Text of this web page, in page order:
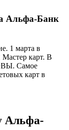
Альфа-Банк
1 марта в
Мастер карт. В
Самое
карт в
Альфа-